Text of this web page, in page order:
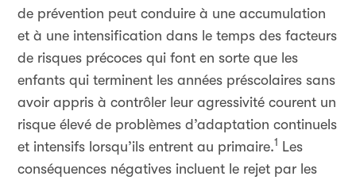
de prévention peut conduire à une accumulation
et à une intensification dans le temps des facteurs
de risques précoces qui font en sorte que les
enfants qui terminent les années préscolaires sans
avoir appris à contrôler leur agressivité courent un
risque élevé de problèmes d’adaptation continuels
et intensifs lorsqu’ils entrent au primaire.1
Les
conséquences négatives incluent le rejet par les